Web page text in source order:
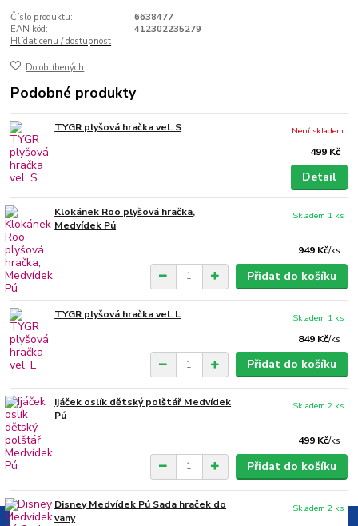
Číslo produktu:
6638477
EAN kód:
412302235279
Hlídat cenu / dostupnost
Do oblíbených
Podobné produkty
TYGR plyšová hračka vel. S
499 Kč
Není skladem
Detail
Klokánek Roo plyšová hračka,
Medvídek Pú
949 Kč/ks
Skladem 1 ks
Přidat do košíku
TYGR plyšová hračka vel. L
849 Kč/ks
Skladem 1 ks
Přidat do košíku
Ijáček oslík dětský polštář Medvídek
Pú
499 Kč/ks
Skladem 2 ks
Přidat do košíku
Disney Medvídek Pú Sada hraček do
vany
Skladem 2 ks